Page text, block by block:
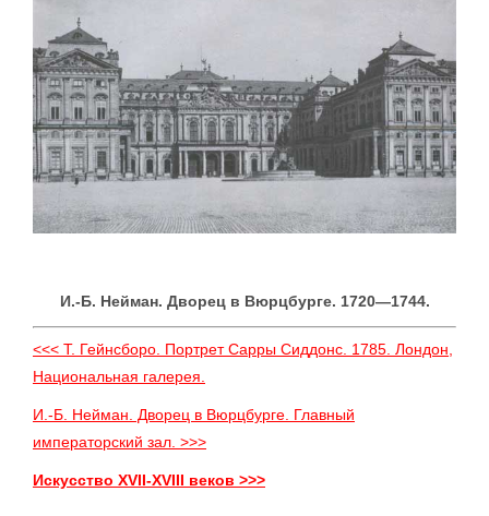
И.-Б. Нейман. Дворец в Вюрцбурге. 1720—1744.
<<< Т. Гейнсборо. Портрет Сарры Сиддонс. 1785. Лондон,
Национальная галерея.
И.-Б. Нейман. Дворец в Вюрцбурге. Главный
императорский зал. >>>
Искусство XVII-XVIII веков >>>